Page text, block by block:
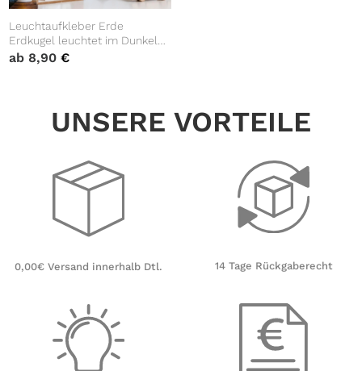
Leuchtaufkleber Erde
Erdkugel leuchtet im Dunkeln
Kinderzimmer fluoreszierend
ab 8,90€
UNSERE VORTEILE
0,00€ Versand innerhalb Dtl. 14 Tage Rückgaberecht